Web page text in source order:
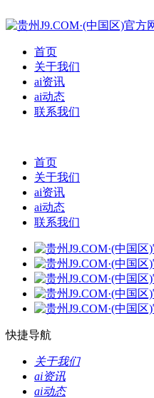
首页
关于我们
ai资讯
ai动态
联系我们
首页
关于我们
ai资讯
ai动态
联系我们
快捷导航
关于我们
ai资讯
ai动态